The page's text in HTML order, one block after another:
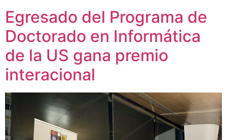
Egresado del Programa de
Doctorado en Informática
de la US gana premio
interacional